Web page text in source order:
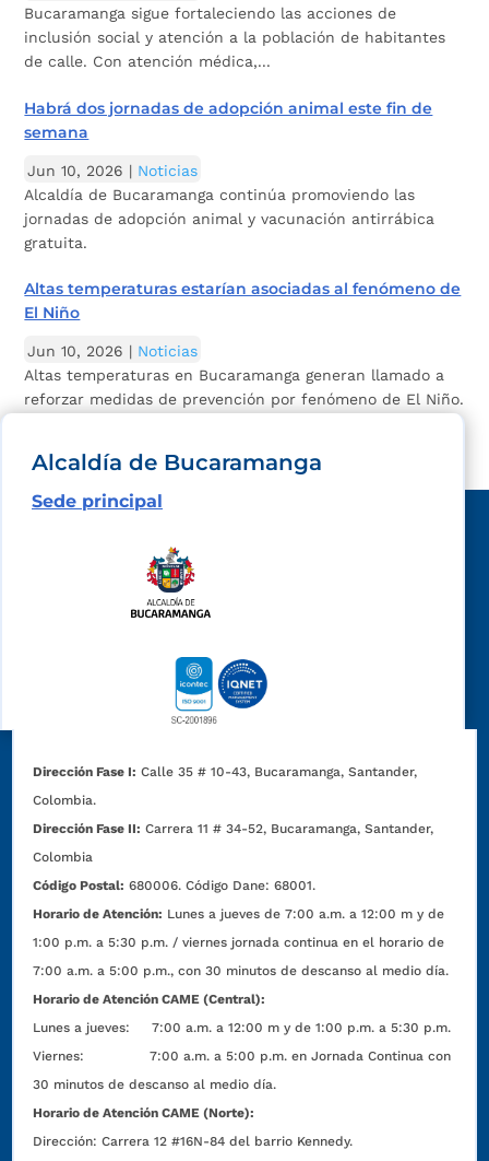
Bucaramanga sigue fortaleciendo las acciones de
inclusión social y atención a la población de habitantes
de calle. Con atención médica,...
Habrá dos jornadas de adopción animal este fin de
semana
Jun 10, 2026 | Noticias
Alcaldía de Bucaramanga continúa promoviendo las
jornadas de adopción animal y vacunación antirrábica
gratuita.
Altas temperaturas estarían asociadas al fenómeno de
El Niño
Jun 10, 2026 | Noticias
Altas temperaturas en Bucaramanga generan llamado a
reforzar medidas de prevención por fenómeno de El Niño.
Alcaldía de Bucaramanga
Sede principal
Dirección Fase I: Calle 35 # 10-43, Bucaramanga, Santander,
Colombia.
Dirección Fase II: Carrera 11 # 34-52, Bucaramanga, Santander,
Colombia
Código Postal: 680006. Código Dane: 68001.
Horario de Atención: Lunes a jueves de 7:00 a.m. a 12:00 m y de
1:00 p.m. a 5:30 p.m. / viernes jornada continua en el horario de
7:00 a.m. a 5:00 p.m., con 30 minutos de descanso al medio día.
Horario de Atención CAME (Central):
Lunes a jueves: 7:00 a.m. a 12:00 m y de 1:00 p.m. a 5:30 p.m.
Viernes: 7:00 a.m. a 5:00 p.m. en Jornada Continua con
30 minutos de descanso al medio día.
Horario de Atención CAME (Norte):
Dirección:Carrera 12 #16N-84 del barrio Kennedy.